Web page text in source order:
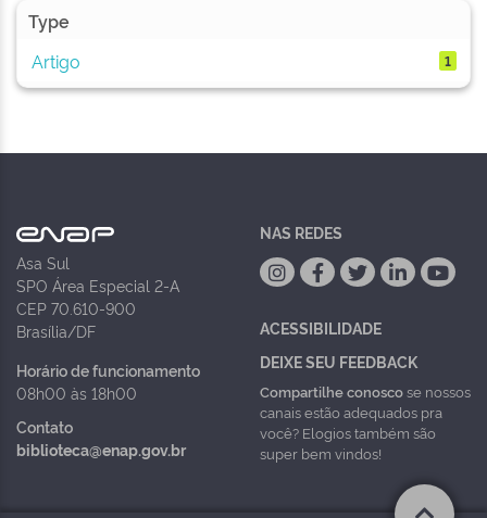
Type
Artigo
1
Asa Sul
SPO Área Especial 2-A
CEP 70.610-900
Brasília/DF
Horário de funcionamento
08h00 às 18h00
Contato
biblioteca@enap.gov.br
NAS REDES
ACESSIBILIDADE
DEIXE SEU FEEDBACK
Compartilhe conoscose nossos
canais estão adequados pra
você? Elogios também são
super bem vindos!